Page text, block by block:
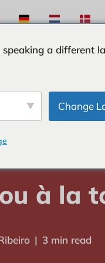
à la
3 min read
a different
Change